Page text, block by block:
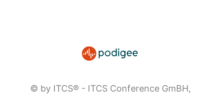
© by ITCS® - ITCS Conference GmBH,